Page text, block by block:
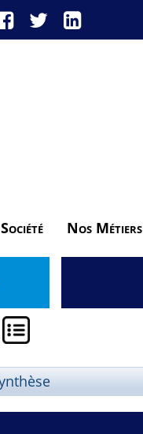
Nos Métiers